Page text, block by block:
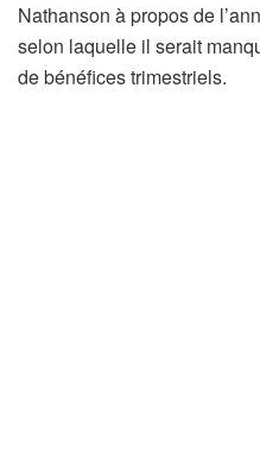
Nathanson à propos de
selon laquelle il serait
de bénéfices trimestriels.